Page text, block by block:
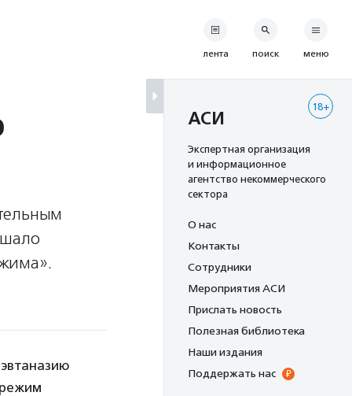
лента поиск меню
18+
АСИ
Экспертная организация
и информационное
агентство некоммерческого
сектора
О нас
Контакты
Сотрудники
Мероприятия АСИ
Прислать новость
Полезная библиотека
Наши издания
Поддержать нас